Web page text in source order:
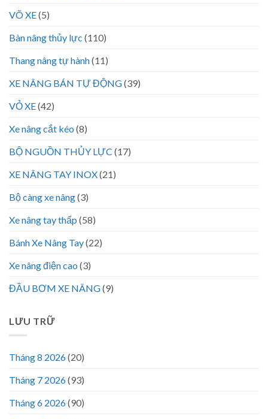
VÕ XE(5)
Bàn nâng thủy lực (110)
Thang nâng tự hành(11)
XE NÂNG BÁN TỰ ĐỘNG(39)
VỎ XE(42)
Xe nâng cắt kéo (8)
BỘ NGUỒN THỦY LỰC (17)
XE NÂNG TAY INOX(21)
Bộ càng xe nâng(3)
Xe nâng tay thấp (58)
Bánh Xe Nâng Tay(22)
Xe nâng điện cao (3)
ĐẦU BƠM XE NÂNG(9)
LƯU TRỮ
Tháng 8 2026(20)
Tháng 7 2026(93)
Tháng 6 2026(90)